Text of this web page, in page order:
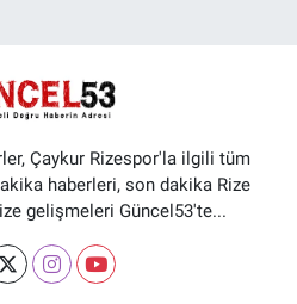
Çaykur Rizespor'la ilgili tüm
haberleri, son dakika Rize
gelişmeleri Güncel53'te...